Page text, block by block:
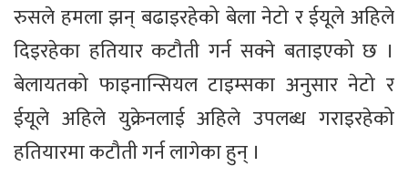
रुसले हमला झन् बढाइरहेको बेला नेटो र ईयूले अहिले
दिइरहेका हतियार कटौती गर्न सक्ने बताइएको छ ।
बेलायतको फाइनान्सियल टाइम्सका अनुसार नेटो र
ईयूले अहिले युक्रेनलाई अहिले उपलब्ध गराइरहेको
हतियारमा कटौती गर्न लागेका हुन् ।